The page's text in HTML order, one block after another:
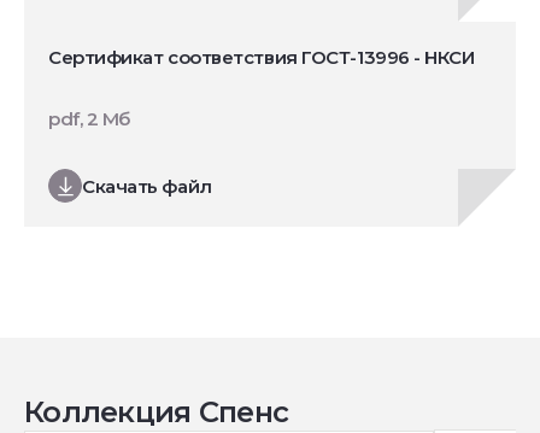
Сертификат соответствия ГОСТ-13996 - НКСИ
Скачать файл
pdf, 2 Мб
Коллекция Спенс